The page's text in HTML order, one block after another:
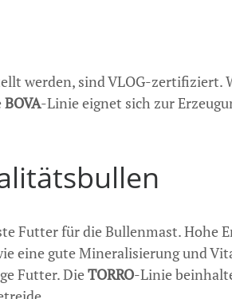
werden, sind VLOG-
BOVA-Linie eignet sich zur
Futter für die Bullenmast. Hohe
eine gute Mineralisierung und
Futter. DieTORRO-Linie